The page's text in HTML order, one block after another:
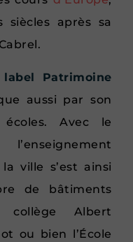
après sa
label Patrimoine
aussi par son
Avec le
la ville s’est ainsi
de bâtiments
collège Albert
ou bien l’École